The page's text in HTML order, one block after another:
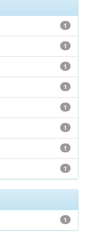
1
1
1
1
1
1
1
1
1